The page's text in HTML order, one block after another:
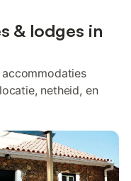
& lodges in
accommodaties
netheid, en